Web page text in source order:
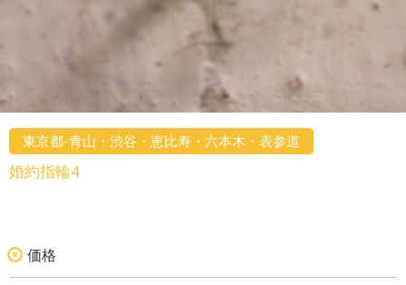
東京都-青山・渋谷・恵比寿・六本木・表参道
婚約指輪4
価格